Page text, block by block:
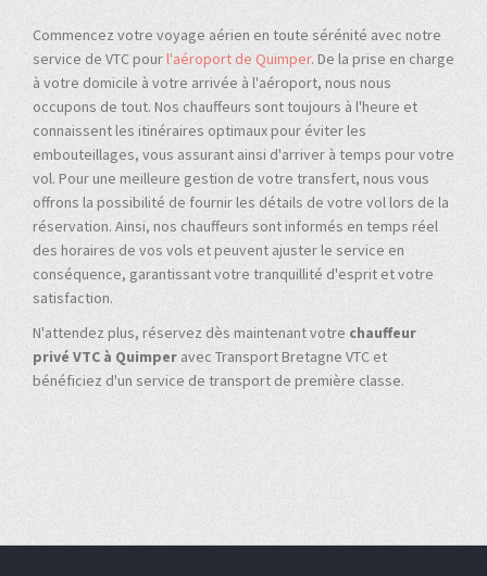
Commencez votre voyage aérien en toute sérénité avec notre
service de VTC pourl'aéroport de Quimper. De la prise en charge
à votre domicile à votre arrivée à l'aéroport, nous nous
occupons de tout. Nos chauffeurs sont toujours à l'heure et
connaissent les itinéraires optimaux pour éviter les
embouteillages, vous assurant ainsi d'arriver à temps pour votre
vol. Pour une meilleure gestion de votre transfert, nous vous
offrons la possibilité de fournir les détails de votre vol lors de la
réservation. Ainsi, nos chauffeurs sont informés en temps réel
des horaires de vos vols et peuvent ajuster le service en
conséquence, garantissant votre tranquillité d'esprit et votre
satisfaction.
N'attendez plus, réservez dès maintenant votre chauffeur
privé VTC à Quimper avec Transport Bretagne VTC et
bénéficiez d'un service de transport de première classe.